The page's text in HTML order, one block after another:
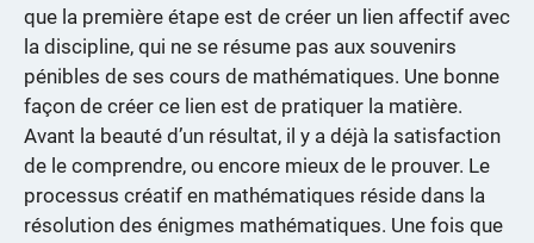
que la première étape est de créer un lien affectif avec
la discipline, qui ne se résume pas aux souvenirs
pénibles de ses cours de mathématiques. Une bonne
façon de créer ce lien est de pratiquer la matière.
Avant la beauté d’un résultat, il y a déjà la satisfaction
de le comprendre, ou encore mieux de le prouver. Le
processus créatif en mathématiques réside dans la
résolution des énigmes mathématiques. Une fois que